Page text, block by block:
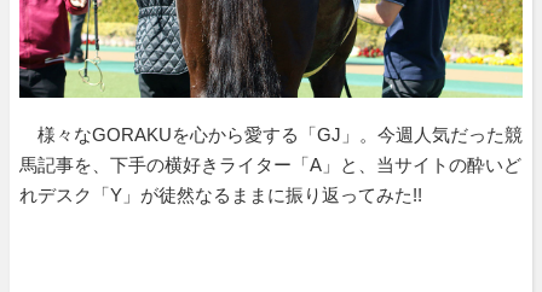
様々なGORAKUを心から愛する「GJ」。今週人気だった競
馬記事を、下手の横好きライター「A」と、当サイトの酔いど
れデスク「Y」が徒然なるままに振り返ってみた!!